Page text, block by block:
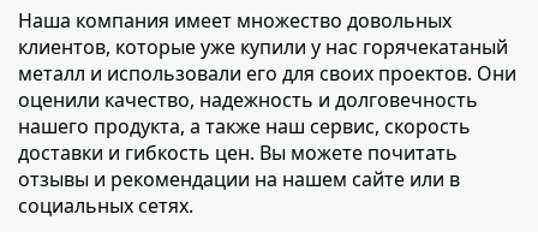
Наша компания имеет множество довольных
клиентов, которые уже купили у нас горячекатаный
металл и использовали его для своих проектов. Они
оценили качество, надежность и долговечность
нашего продукта, а также наш сервис, скорость
доставки и гибкость цен. Вы можете почитать
отзывы и рекомендации на нашем сайте или в
социальных сетях.